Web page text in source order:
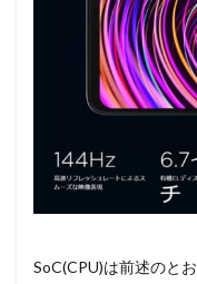
SoC(CPU)は前述のと